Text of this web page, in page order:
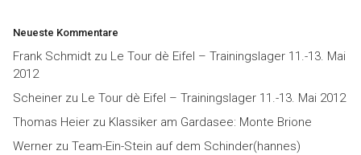
Neueste Kommentare
Frank Schmidt zu Le Tour dè Eifel – Trainingslager 11.-13. Mai
2012
Scheiner zu Le Tour dè Eifel – Trainingslager 11.-13. Mai 2012
Thomas Heier zu Klassiker am Gardasee: Monte Brione
Werner zu Team-Ein-Stein auf dem Schinder(hannes)